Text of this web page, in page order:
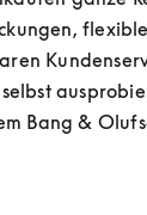
Bang &